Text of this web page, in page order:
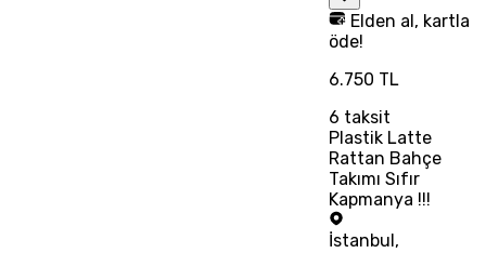
Elden al, kartla
öde!
6.750 TL
6 taksit
Plastik Latte
Rattan Bahçe
Takımı Sıfır
Kapmanya !!!
İstanbul ,